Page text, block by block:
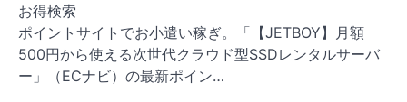
お得検索
ポイントサイトでお小遣い稼ぎ。「【JETBOY】月額
500円から使える次世代クラウド型SSDレンタルサーバ
ー」（ECナビ）の最新ポイン…